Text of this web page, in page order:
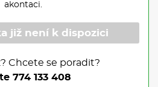
akontaci.
již není k dispozici
Chcete se poradit?
774 133 408